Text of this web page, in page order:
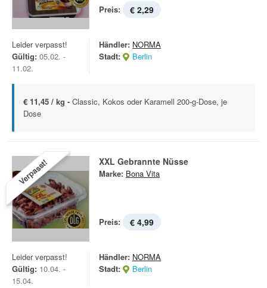
Preis: € 2,29
Leider verpasst!
Gültig: 05.02. -
11.02.
Händler: NORMA
Stadt:
Berlin
€ 11,45 / kg - Classic, Kokos oder Karamell 200-g-Dose, je
Dose
Verpasst! XXL Gebrannte Nüsse
Marke: Bona Vita
Preis: € 4,99
Leider verpasst!
Gültig: 10.04. -
15.04.
Händler: NORMA
Stadt:
Berlin